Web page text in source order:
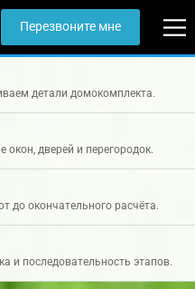
Перезвоните мне
детали домокомплекта.
дверей и перегородок.
до окончательного расчёта.
и последовательность этапов.